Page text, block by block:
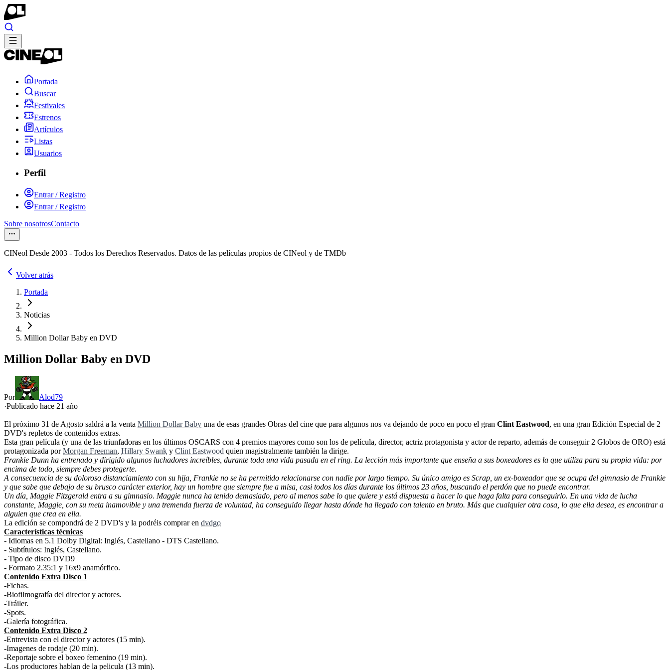
Portada
Buscar
Festivales
Estrenos
Artículos
Listas
Usuarios
Perfil
Entrar / Registro
Entrar / Registro
Sobre nosotrosContacto
CINeol Desde 2003 - Todos los Derechos Reservados. Datos de las películas propios de CINeol y de TMDb
Volver atrás
Portada
Noticias
Million Dollar Baby en DVD
Million Dollar Baby en DVD
Por
Alod79
·Publicado hace 21 año
El próximo 31 de Agosto saldrá a la venta Million Dollar Baby una de esas grandes Obras del cine que para algunos nos va dejando de poco en poco el gran Clint Eastwood, en una gran Edición Especial de 2
DVD's repletos de contenidos extras.
Esta gran película (y una de las triunfadoras en los últimos OSCARS con 4 premios mayores como son los de película, director, actriz protagonista y actor de reparto, además de conseguir 2 Globos de ORO) está
protagonizada porMorgan Freeman, Hillary Swank y Clint Eastwood quien magistralmente también la dirige.
Frankie Dunn ha entrenado y dirigido algunos luchadores increíbles, durante toda una vida pasada en el ring. La lección más importante que enseña a sus boxeadores es la que utiliza para su propia vida: por
encima de todo, siempre debes protegerte.
A consecuencia de su doloroso distanciamiento con su hija, Frankie no se ha permitido relacionarse con nadie por largo tiempo. Su único amigo es Scrap, un ex-boxeador que se ocupa del gimnasio de Frankie
y que sabe que debajo de su brusco carácter exterior, hay un hombre que siempre fue a misa, casi todos los días durante los últimos 23 años, buscando el perdón que no puede encontrar.
Un día, Maggie Fitzgerald entra a su gimnasio. Maggie nunca ha tenido demasiado, pero al menos sabe lo que quiere y está dispuesta a hacer lo que haga falta para conseguirlo. En una vida de lucha
constante, Maggie, con su meta inamovible y una tremenda fuerza de voluntad, ha conseguido llegar hasta dónde ha llegado con talento en bruto. Más que cualquier otra cosa, lo que ella desea, es encontrar a
alguien que crea en ella.
La edición se compondrá de 2 DVD's y la podréis comprar en dvdgo
Características técnicas
- Idiomas en 5.1 Dolby Digital: Inglés, Castellano - DTS Castellano.
- Subtítulos: Inglés, Castellano.
- Tipo de disco DVD9
- Formato 2.35:1 y 16x9 anamórfico.
Contenido Extra Disco 1
-Fichas.
-Biofilmografía del director y actores.
-Tráiler.
-Spots.
-Galería fotográfica.
Contenido Extra Disco 2
-Entrevista con el director y actores (15 min).
-Imagenes de rodaje (20 min).
-Reportaje sobre el boxeo femenino (19 min).
-Los productores hablan de la pelicula (13 min).